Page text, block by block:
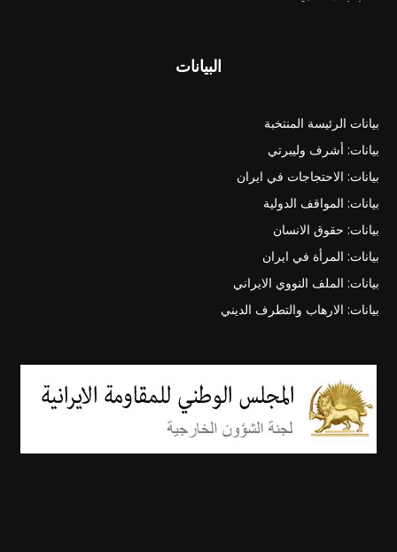
البيانات
بيانات الرئيسة المنتخبة
بيانات: أشرف وليبرتي
بيانات: الاحتجاجات في ايران
بيانات: المواقف الدولية
بيانات: حقوق الانسان
بيانات: المرأة في ايران
بيانات: الملف النووي الايراني
بيانات: الارهاب والتطرف الديني